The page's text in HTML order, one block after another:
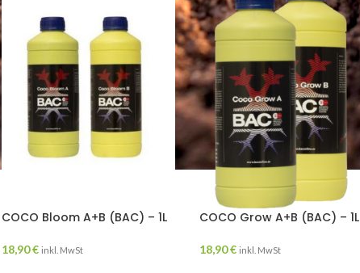
COCO Bloom A+B (BAC) – 1L
18,90€ inkl. MwSt
COCO Grow A+B (BAC) – 1L
18,90€ inkl. MwSt